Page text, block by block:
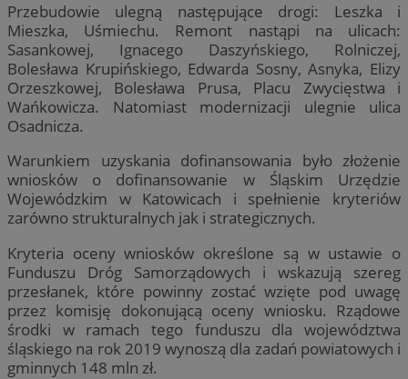
Przebudowie ulegną następujące drogi: Leszka i
Mieszka, Uśmiechu. Remont nastąpi na ulicach:
Sasankowej, Ignacego Daszyńskiego, Rolniczej,
Bolesława Krupińskiego, Edwarda Sosny, Asnyka, Elizy
Orzeszkowej, Bolesława Prusa, Placu Zwycięstwa i
Wańkowicza. Natomiast modernizacji ulegnie ulica
Osadnicza.
Warunkiem uzyskania dofinansowania było złożenie
wniosków o dofinansowanie w Śląskim Urzędzie
Wojewódzkim w Katowicach i spełnienie kryteriów
zarówno strukturalnych jak i strategicznych.
Kryteria oceny wniosków określone są w ustawie o
Funduszu Dróg Samorządowych i wskazują szereg
przesłanek, które powinny zostać wzięte pod uwagę
przez komisję dokonującą oceny wniosku. Rządowe
środki w ramach tego funduszu dla województwa
śląskiego na rok 2019 wynoszą dla zadań powiatowych i
gminnych 148 mln zł.